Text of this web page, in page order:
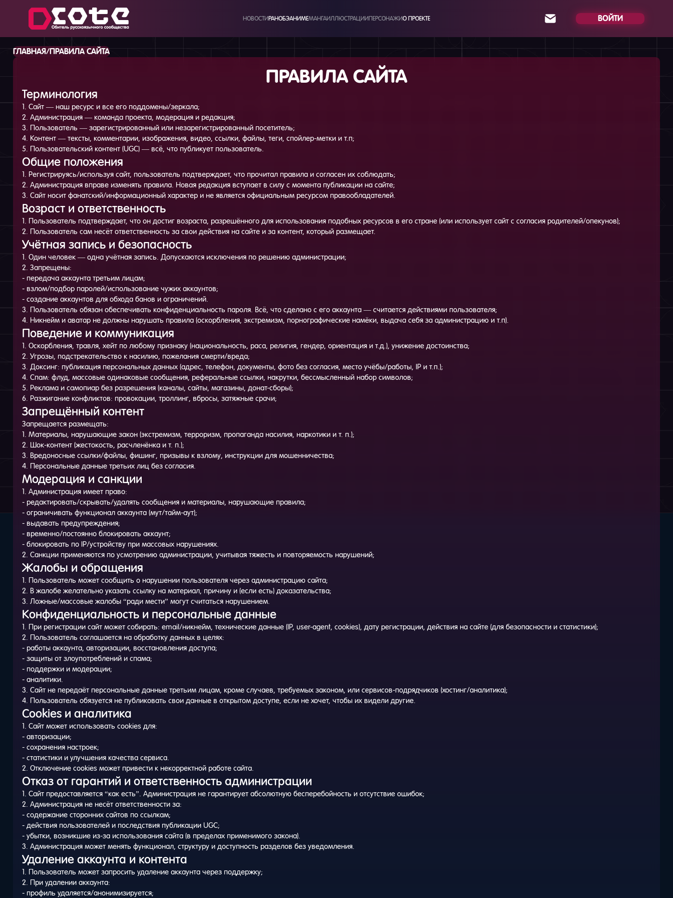
НОВОСТИРАНОБЭАНИМЕМАНГАИЛЛЮСТРАЦИИПЕРСОНАЖИО ПРОЕКТЕ ВОЙТИ
ГЛАВНАЯ/ПРАВИЛА САЙТА
ПРАВИЛА САЙТА
Терминология
1. Сайт — наш ресурс и все его поддомены/зеркала;
2. Администрация — команда проекта, модерация и редакция;
3. Пользователь — зарегистрированный или незарегистрированный посетитель;
4. Контент — тексты, комментарии, изображения, видео, ссылки, файлы, теги, спойлер-метки и т.п;
5. Пользовательский контент (UGC) — всё, что публикует пользователь.
Общие положения
1. Регистрируясь/используя сайт, пользователь подтверждает, что прочитал правила и согласен их соблюдать;
2. Администрация вправе изменять правила. Новая редакция вступает в силу с момента публикации на сайте;
3. Сайт носит фанатский/информационный характер и не является официальным ресурсом правообладателей.
Возраст и ответственность
1. Пользователь подтверждает, что он достиг возраста, разрешённого для использования подобных ресурсов в его стране (или использует сайт с согласия родителей/опекунов);
2. Пользователь сам несёт ответственность за свои действия на сайте и за контент, который размещает.
Учётная запись и безопасность
1. Один человек — одна учётная запись. Допускаются исключения по решению администрации;
2. Запрещены:
- передача аккаунта третьим лицам;
- взлом/подбор паролей/использование чужих аккаунтов;
- создание аккаунтов для обхода банов и ограничений.
3. Пользователь обязан обеспечивать конфиденциальность пароля. Всё, что сделано с его аккаунта — считается действиями пользователя;
4. Никнейм и аватар не должны нарушать правила (оскорбления, экстремизм, порнографические намёки, выдача себя за администрацию и т.п).
Поведение и коммуникация
1. Оскорбления, травля, хейт по любому признаку (национальность, раса, религия, гендер, ориентация и т.д.), унижение достоинства;
2. Угрозы, подстрекательство к насилию, пожелания смерти/вреда;
3. Доксинг: публикация персональных данных (адрес, телефон, документы, фото без согласия, место учёбы/работы, IP и т.п.);
4. Спам: флуд, массовые одинаковые сообщения, реферальные ссылки, накрутки, бессмысленный набор символов;
5. Реклама и самопиар без разрешения (каналы, сайты, магазины, донат-сборы);
6. Разжигание конфликтов: провокации, троллинг, вбросы, затяжные срачи;
Запрещённый контент
Запрещается размещать:
1. Материалы, нарушающие закон (экстремизм, терроризм, пропаганда насилия, наркотики и т. п.);
2. Шок-контент (жестокость, расчленёнка и т. п.);
3. Вредоносные ссылки/файлы, фишинг, призывы к взлому, инструкции для мошенничества;
4. Персональные данные третьих лиц без согласия.
Модерация и санкции
1. Администрация имеет право:
- редактировать/скрывать/удалять сообщения и материалы, нарушающие правила;
- ограничивать функционал аккаунта (мут/тайм-аут);
- выдавать предупреждения;
- временно/постоянно блокировать аккаунт;
- блокировать по IP/устройству при массовых нарушениях.
2. Санкции применяются по усмотрению администрации, учитывая тяжесть и повторяемость нарушений;
Жалобы и обращения
1. Пользователь может сообщить о нарушении пользователя через администрацию сайта;
2. В жалобе желательно указать ссылку на материал, причину и (если есть) доказательства;
3. Ложные/массовые жалобы “ради мести” могут считаться нарушением.
Конфиденциальность и персональные данные
1. При регистрации сайт может собирать: email/никнейм, технические данные (IP, user-agent, cookies), дату регистрации, действия на сайте (для безопасности и статистики);
2. Пользователь соглашается на обработку данных в целях:
- работы аккаунта, авторизации, восстановления доступа;
- защиты от злоупотреблений и спама;
- поддержки и модерации;
- аналитики.
3. Сайт не передаёт персональные данные третьим лицам, кроме случаев, требуемых законом, или сервисов-подрядчиков (хостинг/аналитика);
4. Пользователь обязуется не публиковать свои данные в открытом доступе, если не хочет, чтобы их видели другие.
Cookies и аналитика
1. Сайт может использовать cookies для:
- авторизации;
- сохранения настроек;
- статистики и улучшения качества сервиса.
2. Отключение cookies может привести к некорректной работе сайта.
Отказ от гарантий и ответственность администрации
1. Сайт предоставляется “как есть”. Администрация не гарантирует абсолютную бесперебойность и отсутствие ошибок;
2. Администрация не несёт ответственности за:
- содержание сторонних сайтов по ссылкам;
- действия пользователей и последствия публикации UGC;
- убытки, возникшие из-за использования сайта (в пределах применимого закона).
3. Администрация может менять функционал, структуру и доступность разделов без уведомления.
Удаление аккаунта и контента
1. Пользователь может запросить удаление аккаунта через поддержку;
2. При удалении аккаунта:
- профиль удаляется/анонимизируется;